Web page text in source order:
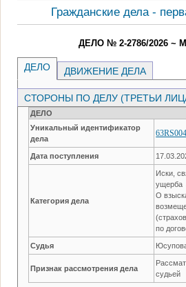
Гражданские дела -
ДЕЛО № 2-2786/2026 ~
ДЕЛО ДВИЖЕНИЕ ДЕЛА
СТОРОНЫ ПО ДЕЛУ (ТРЕТЬИ
ДЕЛО
Уникальный идентификатор
дела
Дата поступления
Категория дела
Иски,
ущерба
О
по
Судья
Признак рассмотрения дела
судьей